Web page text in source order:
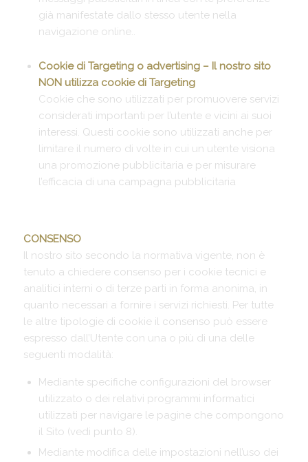
già manifestate dallo stesso utente nella
navigazione online..
Cookie di Targeting o advertising – Il nostro sito
NON utilizza cookie di Targeting
Cookie che sono utilizzati per promuovere servizi
considerati importanti per l’utente e vicini ai suoi
interessi. Questi cookie sono utilizzati anche per
limitare il numero di volte in cui un utente visiona
una promozione pubblicitaria e per misurare
l’efficacia di una campagna pubblicitaria
CONSENSO
Il nostro sito secondo la normativa vigente, non è
tenuto a chiedere consenso per i cookie tecnici e
analitici interni o di terze parti in forma anonima, in
quanto necessari a fornire i servizi richiesti. Per tutte
le altre tipologie di cookie il consenso può essere
espresso dall’Utente con una o più di una delle
seguenti modalità:
Mediante specifiche configurazioni del browser
utilizzato o dei relativi programmi informatici
utilizzati per navigare le pagine che compongono
il Sito (vedi punto 8).
Mediante modifica delle impostazioni nell’uso dei